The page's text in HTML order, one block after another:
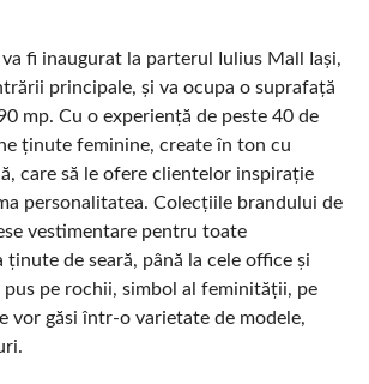
fi inaugurat la parterul Iulius Mall Iași,
principale, și va ocupa o suprafață
mp. Cu o experiență de peste 40 de
ținute feminine, create în ton cu
care să le ofere clientelor inspirație
personalitatea. Colecțiile brandului de
vestimentare pentru toate
ținute de seară, până la cele office și
pus pe rochii, simbol al feminității, pe
vor găsi într-o varietate de modele,